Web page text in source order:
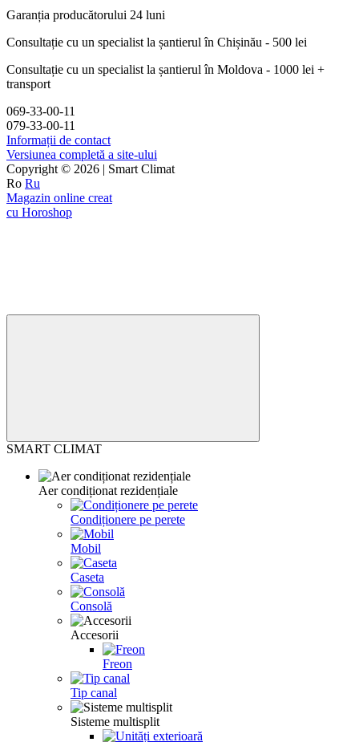
Garanția producătorului 24 luni
Consultație cu un specialist la șantierul în Chișinău - 500 lei
Consultație cu un specialist la șantierul în Moldova - 1000 lei +
transport
069-33-00-11
079-33-00-11
Informații de contact
Versiunea completă a site-ului
Copyright © 2026 | Smart Climat
Ro Ru
Magazin online creat
cu Horoshop
SMART CLIMAT
Aer condiționat rezidențiale
Condiționere pe perete
Mobil
Caseta
Consolă
Accesorii
Freon
Tip canal
Sisteme multisplit